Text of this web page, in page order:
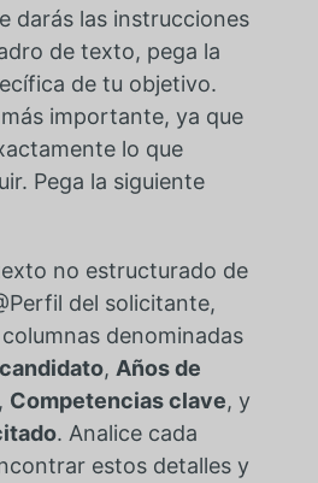
darás las instrucciones
de texto, pega la
de tu objetivo.
importante, ya que
lo que
Pega la siguiente
no estructurado de
del solicitante,
denominadas
, Años de
Competencias clave, y
. Analice cada
estos detalles y